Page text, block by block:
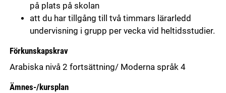
på plats på skolan
att du har tillgång till två timmars lärarledd
undervisning i grupp per vecka vid heltidsstudier.
Förkunskapskrav
Arabiska nivå 2 fortsättning/ Moderna språk 4
Ämnes-/kursplan